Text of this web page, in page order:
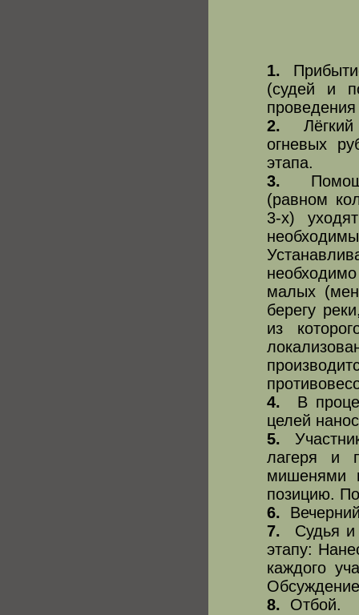
1.
(судей и
2. Лёгкий
огневых
этапа.
3.
(равном
3-х)
малых
берегу
из
4. В
целей
5.
лагеря и
мишенями
позицию.
6.
7. Судья и
этапу:
каждого
8. Отбой.